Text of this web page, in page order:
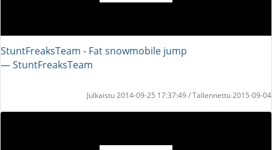
StuntFreaksTeam - Fat snowmobile jump
― StuntFreaksTeam
Julkaistu 2014-09-25 17:37:49 / Tallennettu 2015-09-04